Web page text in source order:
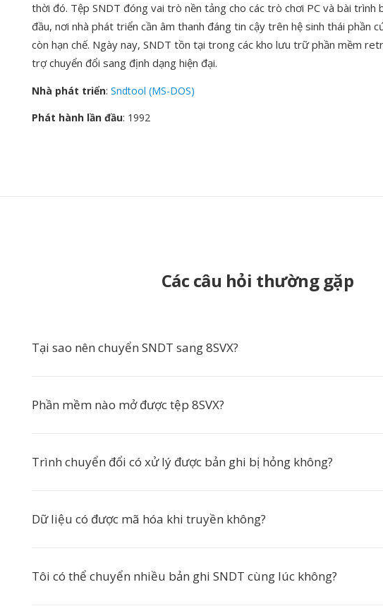
thời đó. Tệp SNDT đóng vai trò nền tảng cho các trò chơi PC và bài trình
đầu, nơi nhà phát triển cần âm thanh đáng tin cậy trên hệ sinh thái phần
còn hạn chế. Ngày nay, SNDT tồn tại trong các kho lưu trữ phần mềm
trợ chuyển đổi sang định dạng hiện đại.
Nhà phát triển: Sndtool (MS-DOS)
Phát hành lần đầu: 1992
Các câu hỏi thường gặp
Tại sao nên chuyển SNDT sang 8SVX?
Phần mềm nào mở được tệp 8SVX?
Trình chuyển đổi có xử lý được bản ghi bị hỏng không?
Dữ liệu có được mã hóa khi truyền không?
Tôi có thể chuyển nhiều bản ghi SNDT cùng lúc không?